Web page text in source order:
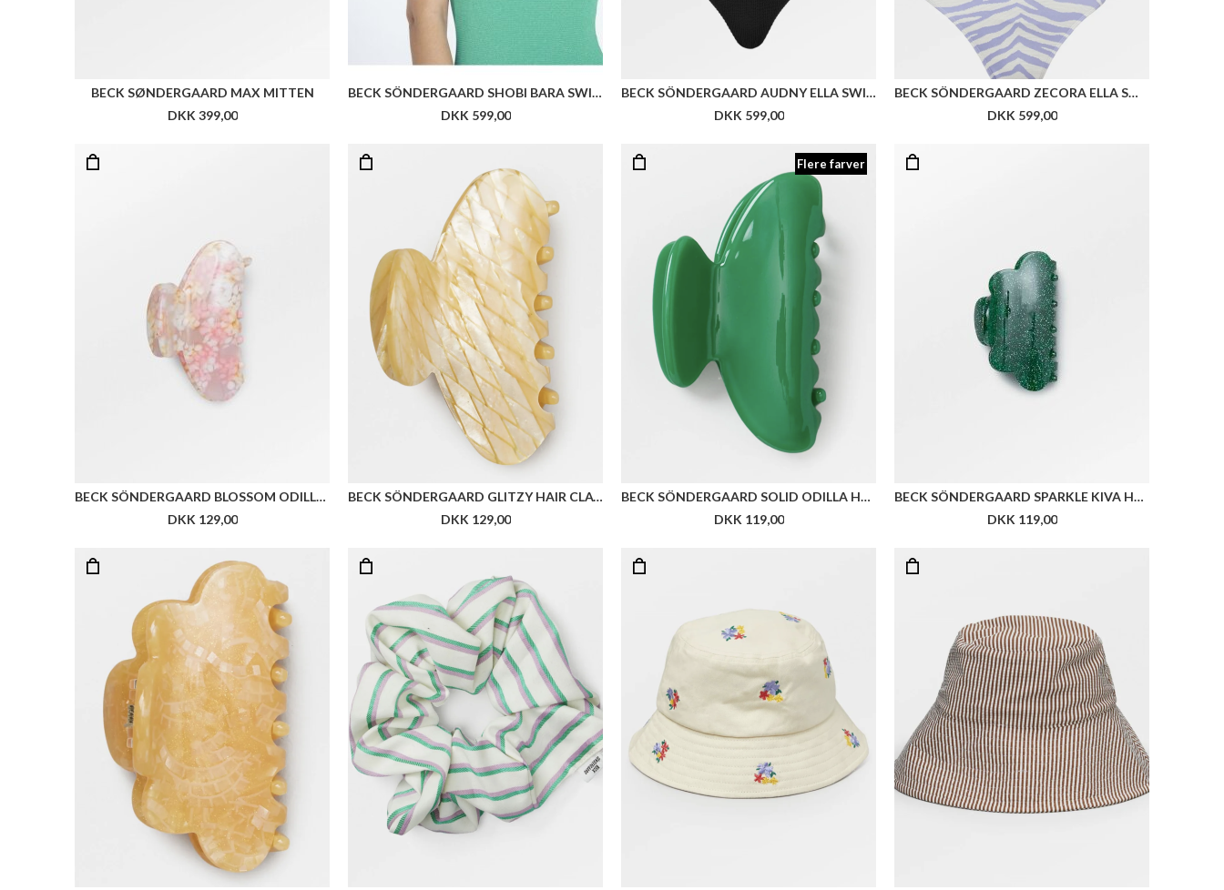
BECK SØNDERGAARD MAX MITTEN
DKK 399,00
BECK SÖNDERGAARD SHOBI BARA SWIMSUIT
DKK 599,00
BECK SÖNDERGAARD AUDNY ELLA SWIMSUIT
DKK 599,00
BECK SÖNDERGAARD ZECORA ELLA SWIMSUIT
DKK 599,00
BECK SÖNDERGAARD BLOSSOM ODILLA HAIR CLAW
DKK 129,00
BECK SÖNDERGAARD GLITZY HAIR CLAW
DKK 129,00
Flere farver
BECK SÖNDERGAARD SOLID ODILLA HAIR CLAW
DKK 119,00
BECK SÖNDERGAARD SPARKLE KIVA HAIR CLAW
DKK 119,00